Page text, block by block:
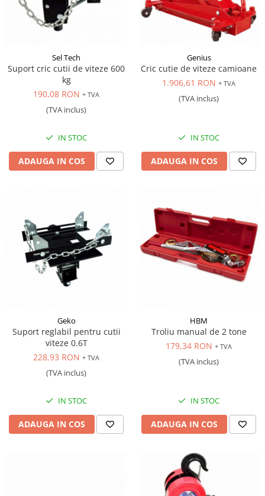
Sel Tech
Suport cric cutii de viteze 600
kg
190,08 RON + TVA
(TVA inclus)
IN STOC
ADAUGA IN COS
Genius
Cric cutie de viteze camioane
1.906,61 RON + TVA
(TVA inclus)
IN STOC
ADAUGA IN COS
Geko
Suport reglabil pentru cutii
viteze 0.6T
228,93 RON + TVA
(TVA inclus)
IN STOC
ADAUGA IN COS
HBM
Troliu manual de 2 tone
179,34 RON + TVA
(TVA inclus)
IN STOC
ADAUGA IN COS